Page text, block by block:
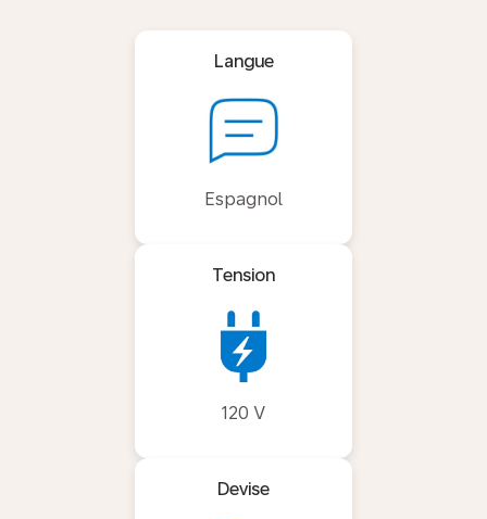
Langue
Espagnol
Tension
120 V
Devise